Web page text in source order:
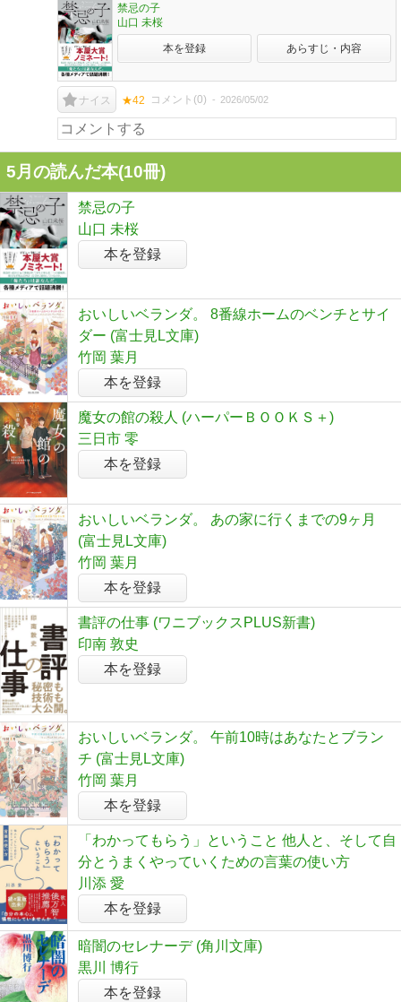
禁忌の子
山口 未桜
本を登録 あらすじ・内容
ナイス ★42 コメント(0) 2026/05/02
5月の読んだ本(10冊)
禁忌の子
山口 未桜
本を登録
おいしいベランダ。 8番線ホームのベンチとサイ
ダー (富士見L文庫)
竹岡 葉月
本を登録
魔女の館の殺人 (ハーパーＢＯＯＫＳ＋)
三日市 零
本を登録
おいしいベランダ。 あの家に行くまでの9ヶ月
(富士見L文庫)
竹岡 葉月
本を登録
書評の仕事 (ワニブックスPLUS新書)
印南 敦史
本を登録
おいしいベランダ。 午前10時はあなたとブラン
チ (富士見L文庫)
竹岡 葉月
本を登録
「わかってもらう」ということ 他人と、そして自
分とうまくやっていくための言葉の使い方
川添 愛
本を登録
暗闇のセレナーデ (角川文庫)
黒川 博行
本を登録